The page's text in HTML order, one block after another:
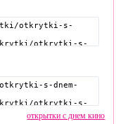
открытки с днем кино